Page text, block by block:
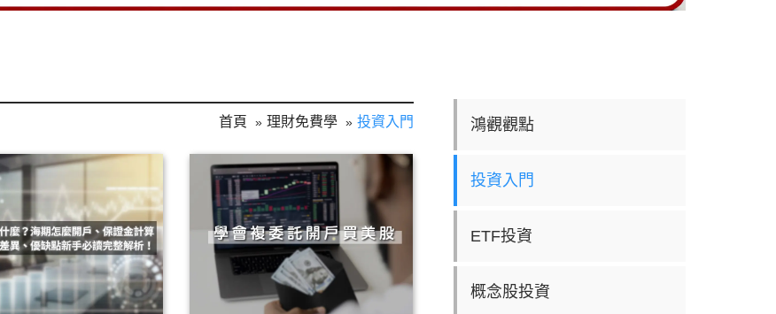
首頁 理財免費學 投資入門 鴻觀觀點
投資入門
ETF投資
概念股投資